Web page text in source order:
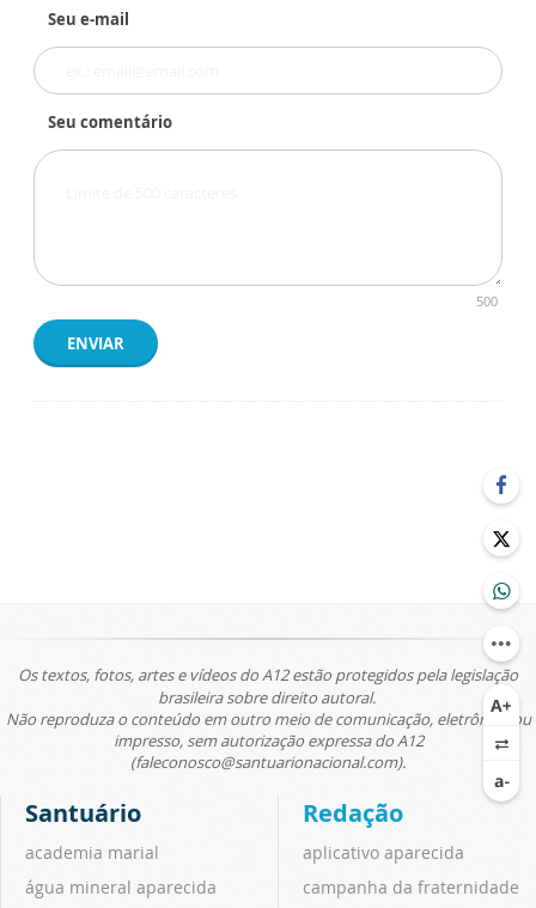
Seu e-mail
Seu comentário
500
ENVIAR
Os textos, fotos, artes e vídeos do A12 estão protegidos pela legislação
brasileira sobre direito autoral.
Não reproduza o conteúdo em outro meio de comunicação, eletrônico ou
impresso, sem autorização expressa do A12
(faleconosco@santuarionacional.com).
Santuário
academia marial
água mineral aparecida
Redação
aplicativo aparecida
campanha da fraternidade